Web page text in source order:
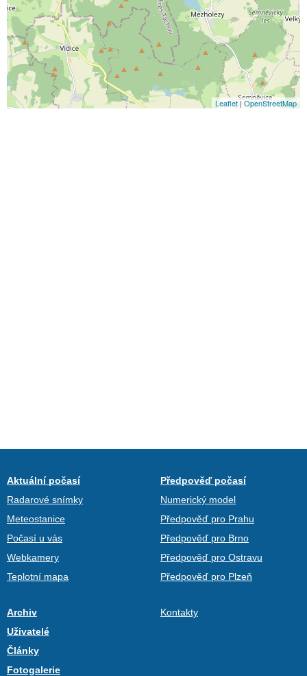
Leaflet|OpenStreetMap
Aktuální počasí
Radarové snímky
Meteostanice
Počasí u vás
Webkamery
Teplotní mapa
Předpověď počasí
Numerický model
Předpověď pro Prahu
Předpověď pro Brno
Předpověď pro Ostravu
Předpověď pro Plzeň
Archiv
Uživatelé
Články
Fotogalerie
Kontakty